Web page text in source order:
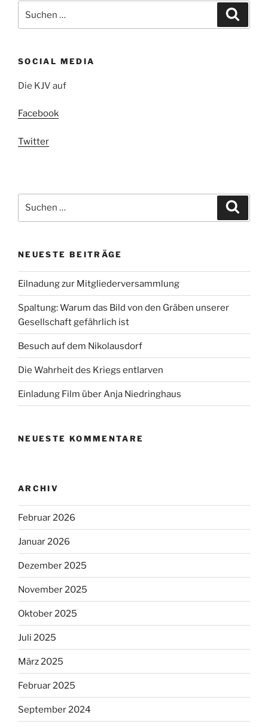
nach:
SOCIAL MEDIA
Die KJV auf
Facebook
Twitter
nach:
NEUESTE BEITRÄGE
Eilnadung zur Mitgliederversammlung
Spaltung: Warum das Bild von den Gräben unserer
Gesellschaft gefährlich ist
Besuch auf dem Nikolausdorf
Die Wahrheit des Kriegs entlarven
Einladung Film über Anja Niedringhaus
NEUESTE KOMMENTARE
ARCHIV
Februar 2026
Januar 2026
Dezember 2025
November 2025
Oktober 2025
Juli 2025
März 2025
Februar 2025
September 2024